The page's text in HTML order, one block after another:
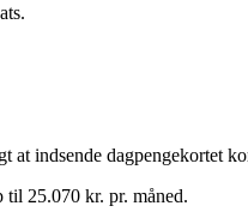
at indsende dagpengekortet
til 25.070 kr. pr. måned.